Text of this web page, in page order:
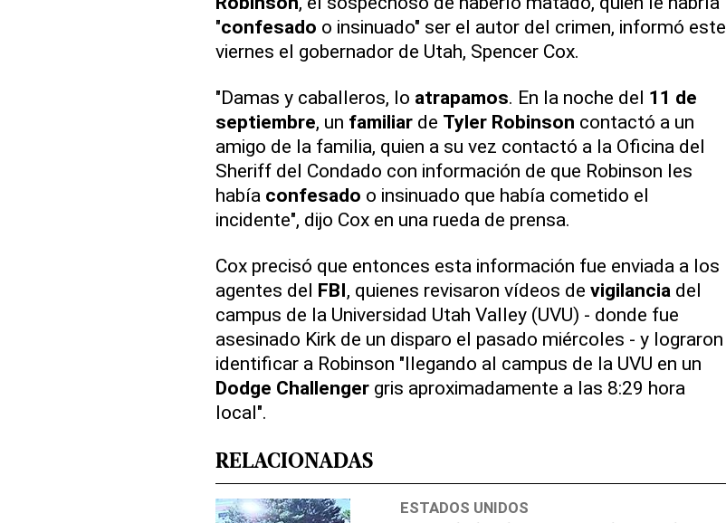
"confesado o insinuado" ser el autor del crimen, informó este
viernes el gobernador de Utah, Spencer Cox.
"Damas y caballeros, lo atrapamos. En la noche del 11 de
septiembre, un familiarde Tyler Robinson contactó a un
amigo de la familia, quien a su vez contactó a la Oficina del
Sheriff del Condado con información de que Robinson les
había confesado o insinuado que había cometido el
incidente", dijo Cox en una rueda de prensa.
Cox precisó que entonces esta información fue enviada a los
agentes del FBI, quienes revisaron vídeos de vigilanciadel
campus de la Universidad Utah Valley (UVU) - donde fue
asesinado Kirk de un disparo el pasado miércoles - y lograron
identificar a Robinson "llegando al campus de la UVU en un
Dodge Challengergris aproximadamente a las 8:29 hora
local".
RELACIONADAS
ESTADOS UNIDOS